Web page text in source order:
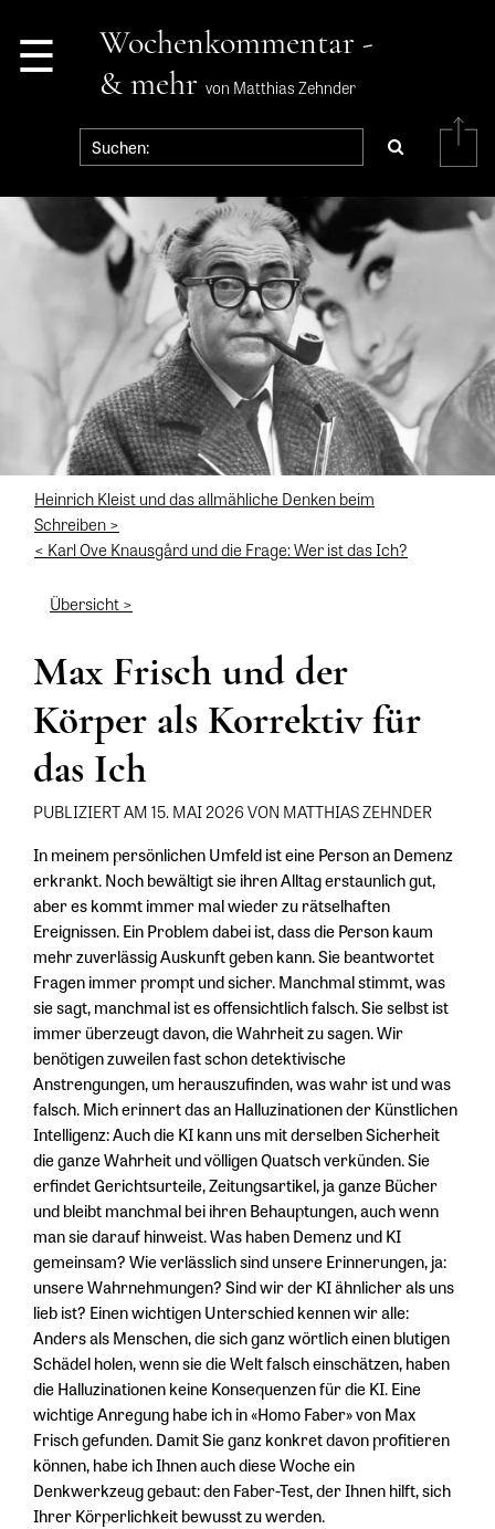
☰
Wochenkommentar -
& mehr von Matthias Zehnder
Heinrich Kleist und das allmähliche Denken beim
Schreiben >
< Karl Ove Knausgård und die Frage: Wer ist das Ich?
Übersicht >
Max Frisch und der
Körper als Korrektiv für
das Ich
PUBLIZIERT AM 15. MAI 2026 VON MATTHIAS ZEHNDER
In meinem persönlichen Umfeld ist eine Person an Demenz
erkrankt. Noch bewältigt sie ihren Alltag erstaunlich gut,
aber es kommt immer mal wieder zu rätselhaften
Ereignissen. Ein Problem dabei ist, dass die Person kaum
mehr zuverlässig Auskunft geben kann. Sie beantwortet
Fragen immer prompt und sicher. Manchmal stimmt, was
sie sagt, manchmal ist es offensichtlich falsch. Sie selbst ist
immer überzeugt davon, die Wahrheit zu sagen. Wir
benötigen zuweilen fast schon detektivische
Anstrengungen, um herauszufinden, was wahr ist und was
falsch. Mich erinnert das an Halluzinationen der Künstlichen
Intelligenz: Auch die KI kann uns mit derselben Sicherheit
die ganze Wahrheit und völligen Quatsch verkünden. Sie
erfindet Gerichtsurteile, Zeitungsartikel, ja ganze Bücher
und bleibt manchmal bei ihren Behauptungen, auch wenn
man sie darauf hinweist. Was haben Demenz und KI
gemeinsam? Wie verlässlich sind unsere Erinnerungen, ja:
unsere Wahrnehmungen? Sind wir der KI ähnlicher als uns
lieb ist? Einen wichtigen Unterschied kennen wir alle:
Anders als Menschen, die sich ganz wörtlich einen blutigen
Schädel holen, wenn sie die Welt falsch einschätzen, haben
die Halluzinationen keine Konsequenzen für die KI. Eine
wichtige Anregung habe ich in «Homo Faber» von Max
Frisch gefunden. Damit Sie ganz konkret davon profitieren
können, habe ich Ihnen auch diese Woche ein
Denkwerkzeug gebaut: den Faber-Test, der Ihnen hilft, sich
Ihrer Körperlichkeit bewusst zu werden.